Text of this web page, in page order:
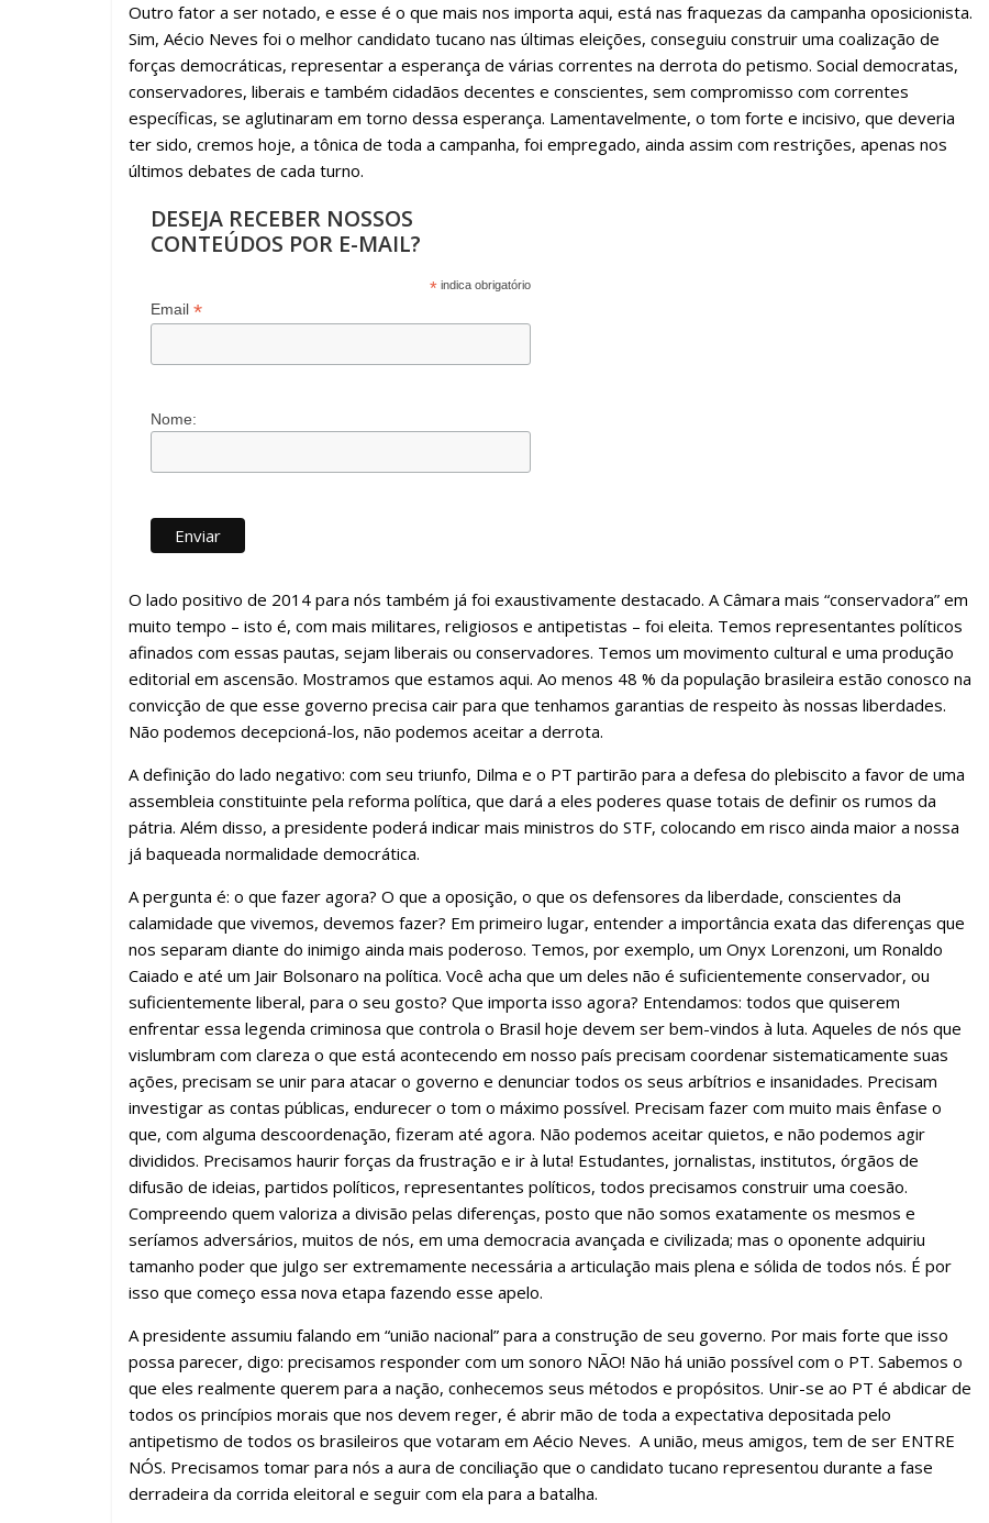
Outro fator a ser notado, e esse é o que mais nos importa aqui, está nas fraquezas da campanha oposicionista.
Sim, Aécio Neves foi o melhor candidato tucano nas últimas eleições, conseguiu construir uma coalização de
forças democráticas, representar a esperança de várias correntes na derrota do petismo. Social democratas,
conservadores, liberais e também cidadãos decentes e conscientes, sem compromisso com correntes
específicas, se aglutinaram em torno dessa esperança. Lamentavelmente, o tom forte e incisivo, que deveria
ter sido, cremos hoje, a tônica de toda a campanha, foi empregado, ainda assim com restrições, apenas nos
últimos debates de cada turno.
DESEJA RECEBER NOSSOS
CONTEÚDOS POR E-MAIL?
*indica obrigatório
Email *
Nome:
O lado positivo de 2014 para nós também já foi exaustivamente destacado. A Câmara mais “conservadora” em
muito tempo – isto é, com mais militares, religiosos e antipetistas – foi eleita. Temos representantes políticos
afinados com essas pautas, sejam liberais ou conservadores. Temos um movimento cultural e uma produção
editorial em ascensão. Mostramos que estamos aqui. Ao menos 48 % da população brasileira estão conosco na
convicção de que esse governo precisa cair para que tenhamos garantias de respeito às nossas liberdades.
Não podemos decepcioná-los, não podemos aceitar a derrota.
A definição do lado negativo: com seu triunfo, Dilma e o PT partirão para a defesa do plebiscito a favor de uma
assembleia constituinte pela reforma política, que dará a eles poderes quase totais de definir os rumos da
pátria. Além disso, a presidente poderá indicar mais ministros do STF, colocando em risco ainda maior a nossa
já baqueada normalidade democrática.
A pergunta é: o que fazer agora? O que a oposição, o que os defensores da liberdade, conscientes da
calamidade que vivemos, devemos fazer? Em primeiro lugar, entender a importância exata das diferenças que
nos separam diante do inimigo ainda mais poderoso. Temos, por exemplo, um Onyx Lorenzoni, um Ronaldo
Caiado e até um Jair Bolsonaro na política. Você acha que um deles não é suficientemente conservador, ou
suficientemente liberal, para o seu gosto? Que importa isso agora? Entendamos: todos que quiserem
enfrentar essa legenda criminosa que controla o Brasil hoje devem ser bem-vindos à luta. Aqueles de nós que
vislumbram com clareza o que está acontecendo em nosso país precisam coordenar sistematicamente suas
ações, precisam se unir para atacar o governo e denunciar todos os seus arbítrios e insanidades. Precisam
investigar as contas públicas, endurecer o tom o máximo possível. Precisam fazer com muito mais ênfase o
que, com alguma descoordenação, fizeram até agora. Não podemos aceitar quietos, e não podemos agir
divididos. Precisamos haurir forças da frustração e ir à luta! Estudantes, jornalistas, institutos, órgãos de
difusão de ideias, partidos políticos, representantes políticos, todos precisamos construir uma coesão.
Compreendo quem valoriza a divisão pelas diferenças, posto que não somos exatamente os mesmos e
seríamos adversários, muitos de nós, em uma democracia avançada e civilizada; mas o oponente adquiriu
tamanho poder que julgo ser extremamente necessária a articulação mais plena e sólida de todos nós. É por
isso que começo essa nova etapa fazendo esse apelo.
A presidente assumiu falando em “união nacional” para a construção de seu governo. Por mais forte que isso
possa parecer, digo: precisamos responder com um sonoro NÃO! Não há união possível com o PT. Sabemos o
que eles realmente querem para a nação, conhecemos seus métodos e propósitos. Unir-se ao PT é abdicar de
todos os princípios morais que nos devem reger, é abrir mão de toda a expectativa depositada pelo
antipetismo de todos os brasileiros que votaram em Aécio Neves. A união, meus amigos, tem de ser ENTRE
NÓS. Precisamos tomar para nós a aura de conciliação que o candidato tucano representou durante a fase
derradeira da corrida eleitoral e seguir com ela para a batalha.